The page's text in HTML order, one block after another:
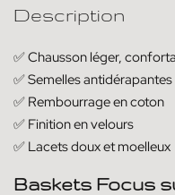
Description
✅ Chausson léger,
✅ Semelles antidérapantes
✅ Rembourrage en coton
✅ Finition en velours
✅ Lacets doux et moelleux
Baskets Focus